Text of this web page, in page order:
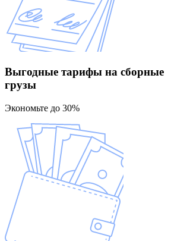
Выгодные тарифы на сборные
грузы
Экономьте до 30%